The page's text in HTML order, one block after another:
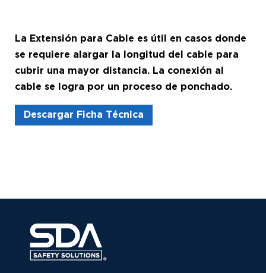
La Extensión para Cable es útil en casos donde
se requiere alargar la longitud del cable para
cubrir una mayor distancia. La conexión al
cable se logra por un proceso de ponchado.
Descargar Ficha Técnica